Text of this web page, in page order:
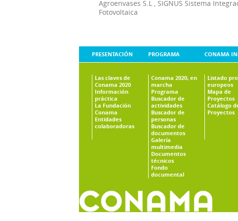
Agroenvases S.L
SIGNUS Sistema
Fotovoltaica
PRESENTACIÓN
Las claves de
Conama 2020
Información
práctica
La Fundación
Conama
Entidades
colaboradoras
PROGRAMA
Conama 2020, en
marcha
Programa
Buscador de
actividades
Buscador de
personas
Buscador de
documentos
Galería
multimedia
Documentos
técnicos
Fondo
documental
CONAMA
Listado
europeos
Mapa de
Proyectos
Catálogo
Proyectos